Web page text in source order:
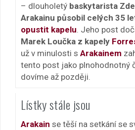
– dlouholetý baskytarista
Arakainu působil celých 35
opustit kapelu . Jeho post
Marek Loučka z kapely
už v minulosti s Arakainem
tento post jako plnohodnotný
dovíme až později.
Lístky stále jsou
Arakain se těší na setkání se